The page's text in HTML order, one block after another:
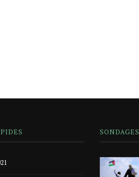
SONDAGES